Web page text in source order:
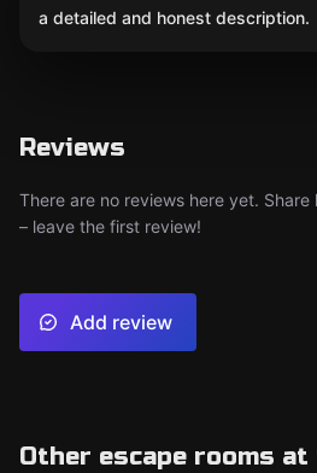
a detailed and honest description.
Reviews
There are no reviews here yet.
– leave the first review!
Add review
Other escape rooms